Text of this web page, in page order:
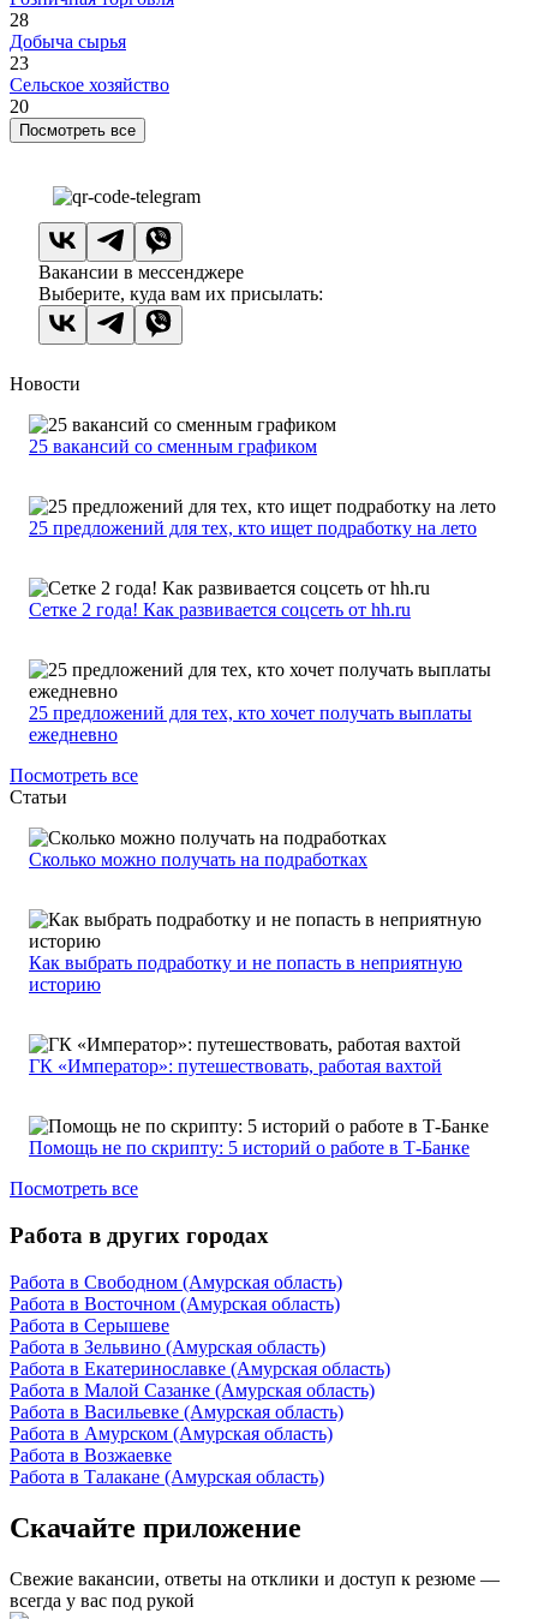
28
Добыча сырья
23
Сельское хозяйство
20
Посмотреть все
Вакансии в мессенджере
Выберите, куда вам их присылать:
Новости
25 вакансий со сменным графиком
25 предложений для тех, кто ищет подработку на лето
Сетке 2 года! Как развивается соцсеть от hh.ru
25 предложений для тех, кто хочет получать выплаты
ежедневно
Посмотреть все
Статьи
Сколько можно получать на подработках
Как выбрать подработку и не попасть в неприятную
историю
ГК «Император»: путешествовать, работая вахтой
Помощь не по скрипту: 5 историй о работе в Т-Банке
Посмотреть все
Работа в других городах
Работа в Свободном (Амурская область)
Работа в Восточном (Амурская область)
Работа в Серышеве
Работа в Зельвино (Амурская область)
Работа в Екатеринославке (Амурская область)
Работа в Малой Сазанке (Амурская область)
Работа в Васильевке (Амурская область)
Работа в Амурском (Амурская область)
Работа в Возжаевке
Работа в Талакане (Амурская область)
Скачайте приложение
Свежие вакансии, ответы на отклики и доступ к резюме —
всегда у вас под рукой